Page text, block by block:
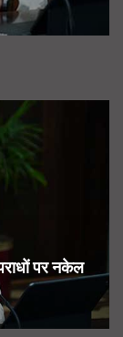
पर नकेल